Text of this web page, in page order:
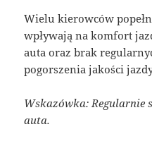
Wielu kierowców
wpływają na komfort
auta oraz brak
pogorszenia jakości
Wskazówka: Regularnie
auta.